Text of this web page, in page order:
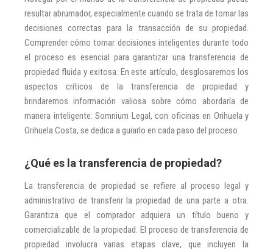
resultar abrumador, especialmente cuando se trata de tomar las
decisiones correctas para la transacción de su propiedad.
Comprender cómo tomar decisiones inteligentes durante todo
el proceso es esencial para garantizar una transferencia de
propiedad fluida y exitosa. En este artículo, desglosaremos los
aspectos críticos de la transferencia de propiedad y
brindaremos información valiosa sobre cómo abordarla de
manera inteligente. Somnium Legal, con oficinas en Orihuela y
Orihuela Costa, se dedica a guiarlo en cada paso del proceso.
¿Qué es la transferencia de propiedad?
La transferencia de propiedad se refiere al proceso legal y
administrativo de transferir la propiedad de una parte a otra.
Garantiza que el comprador adquiera un título bueno y
comercializable de la propiedad. El proceso de transferencia de
propiedad involucra varias etapas clave, que incluyen la